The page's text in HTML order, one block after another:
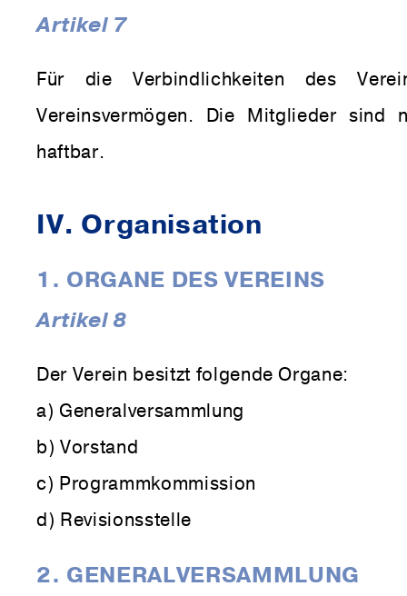
Artikel 7
Für die Verbindlichkeiten des
Vereinsvermögen. Die Mitglieder sind
haftbar.
IV. Organisation
1. ORGANE DES VEREINS
Artikel 8
Der Verein besitzt folgende Organe:
a) Generalversammlung
b) Vorstand
c) Programmkommission
d) Revisionsstelle
2. GENERALVERSAMMLUNG